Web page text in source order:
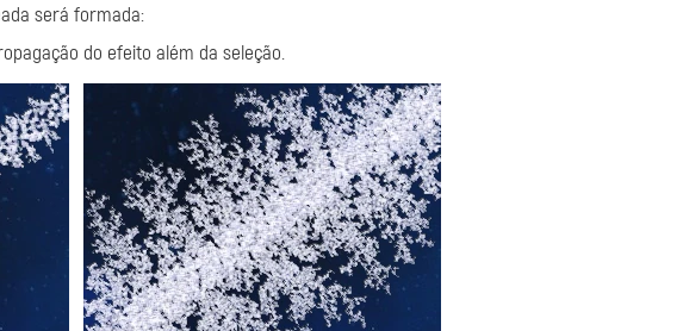
será formada:
do efeito além da seleção.